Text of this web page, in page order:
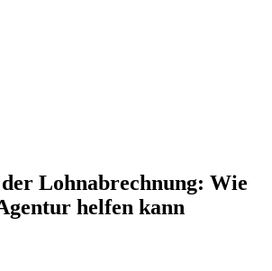
Lohnabrechnung: Wie
helfen kann